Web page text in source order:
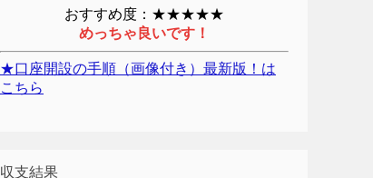
おすすめ度：★★★★★
めっちゃ良いです！
★口座開設の手順（画像付き）最新版！は
こちら
収支結果